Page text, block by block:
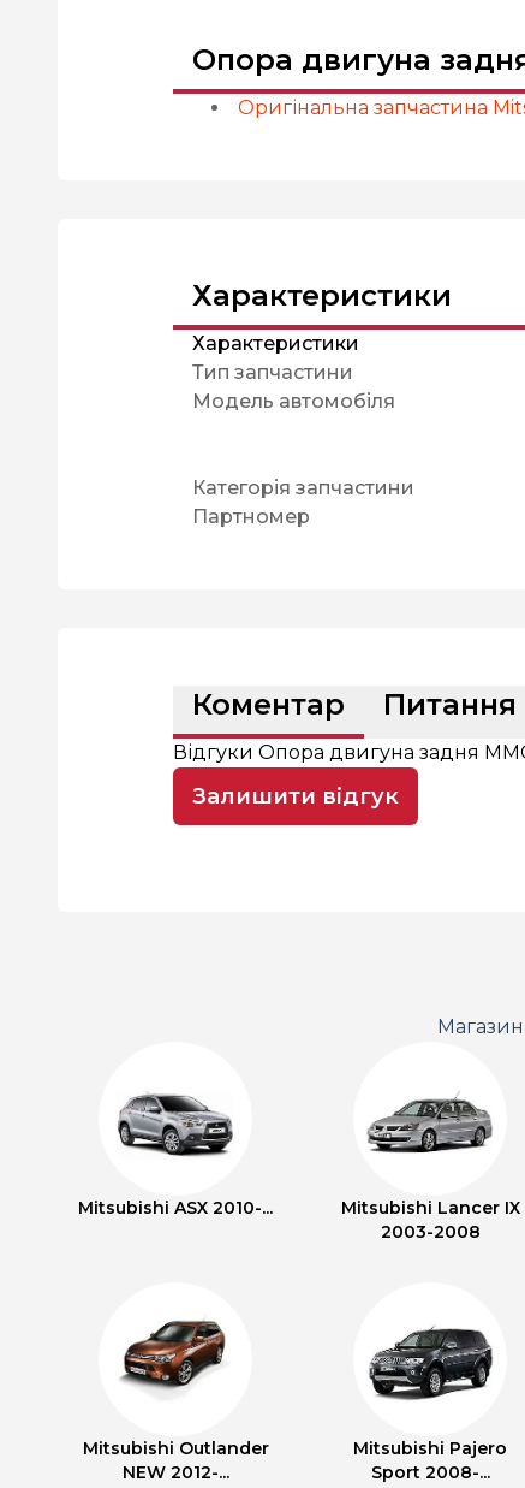
Опора двигуна
Оригінальна запчастина
Характеристики
Характеристики
Тип запчастини
Модель автомобіля
Категорія запчастини
Партномер
Коментар Питання
Відгуки Опора двигуна задня
Залишити відгук
Mitsubishi ASX 2010-...
Mitsubishi Lancer IX
2003-2008
Mitsubishi Outlander
NEW 2012-...
Mitsubishi Pajero
Sport 2008-...